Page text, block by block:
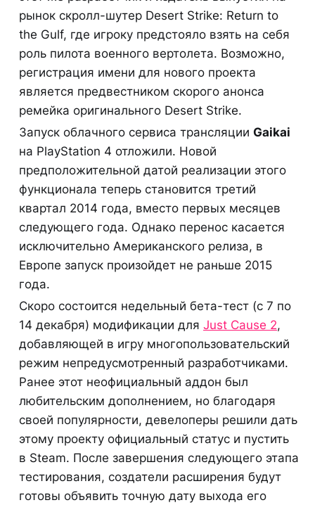
рынок скролл-шутер Desert Strike: Return to
the Gulf, где игроку предстояло взять на себя
роль пилота военного вертолета. Возможно,
регистрация имени для нового проекта
является предвестником скорого анонса
ремейка оригинального Desert Strike.
Запуск облачного сервиса трансляции Gaikai
на PlayStation 4 отложили. Новой
предположительной датой реализации этого
функционала теперь становится третий
квартал 2014 года, вместо первых месяцев
следующего года. Однако перенос касается
исключительно Американского релиза, в
Европе запуск произойдет не раньше 2015
года.
Скоро состоится недельный бета-тест (с 7 по
14 декабря) модификации для Just Cause 2,
добавляющей в игру многопользовательский
режим непредусмотренный разработчиками.
Ранее этот неофициальный аддон был
любительским дополнением, но благодаря
своей популярности, девелоперы решили дать
этому проекту официальный статус и пустить
в Steam. После завершения следующего этапа
тестирования, создатели расширения будут
готовы объявить точную дату выхода его